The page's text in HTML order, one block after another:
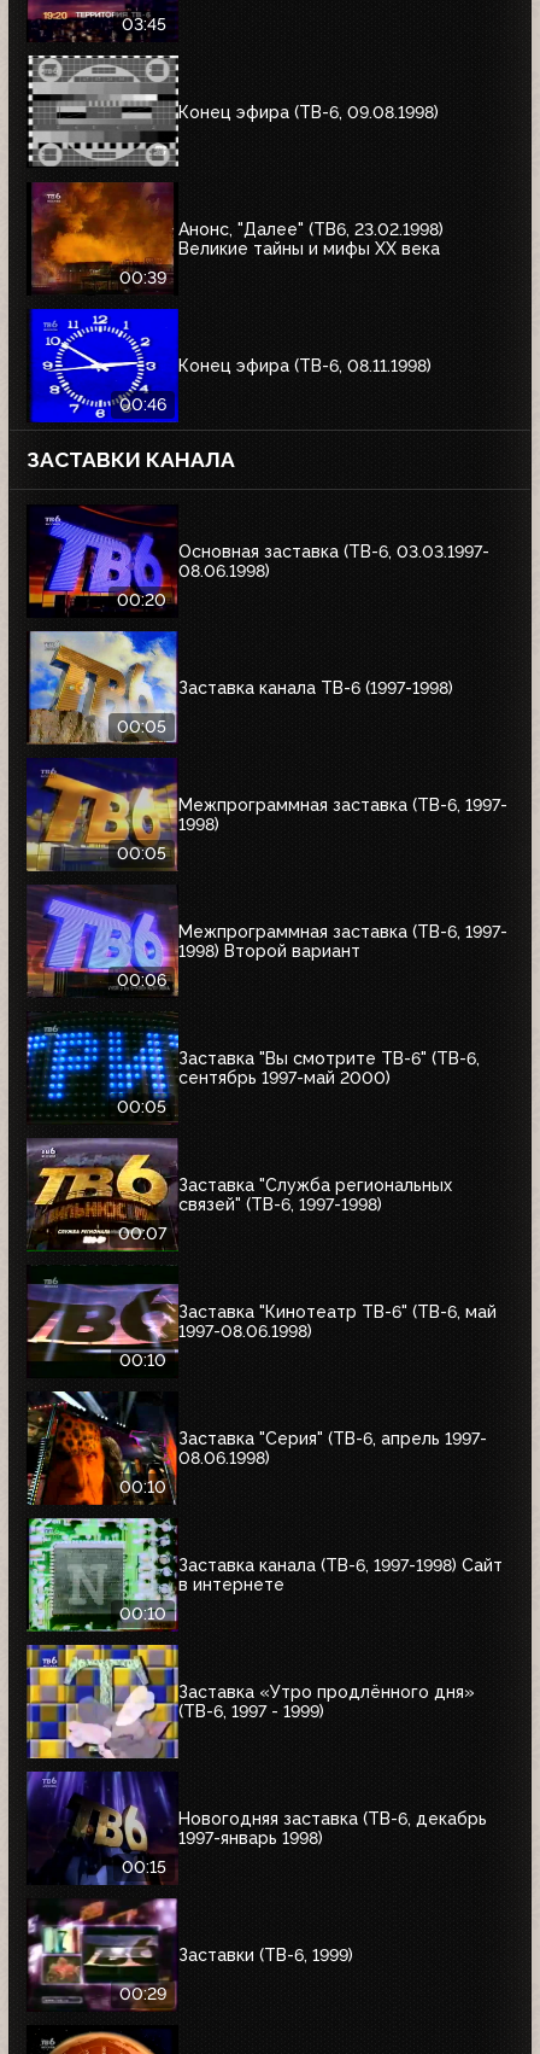
03:45
Конец эфира (ТВ-6, 09.08.1998)
00:39
Анонс, "Далее" (ТВ6, 23.02.1998)
Великие тайны и мифы XX века
00:46
Конец эфира (ТВ-6, 08.11.1998)
ЗАСТАВКИ КАНАЛА
00:20
Основная заставка (ТВ-6, 03.03.1997-
08.06.1998)
00:05
Заставка канала ТВ-6 (1997-1998)
00:05
Межпрограммная заставка (ТВ-6, 1997-
1998)
00:06
Межпрограммная заставка (ТВ-6, 1997-
1998) Второй вариант
00:05
Заставка "Вы смотрите ТВ-6" (ТВ-6,
сентябрь 1997-май 2000)
00:07
Заставка "Служба региональных
связей" (ТВ-6, 1997-1998)
00:10
Заставка "Кинотеатр ТВ-6" (ТВ-6, май
1997-08.06.1998)
00:10
Заставка "Серия" (ТВ-6, апрель 1997-
08.06.1998)
00:10
Заставка канала (ТВ-6, 1997-1998) Сайт
в интернете
Заставка «Утро продлённого дня»
(ТВ-6, 1997 - 1999)
00:15
Новогодняя заставка (ТВ-6, декабрь
1997-январь 1998)
00:29
Заставки (ТВ-6, 1999)